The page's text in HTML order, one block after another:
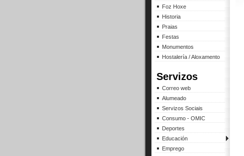
Foz Hoxe
Historia
Praias
Festas
Monumentos
Hostalería / Aloxamento
Servizos
Correo web
Alumeado
Servizos Sociais
Consumo - OMIC
Deportes
Educación
Emprego